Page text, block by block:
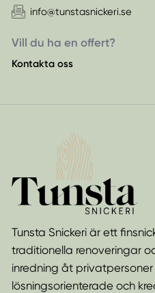
info@tunstasnickeri.se
Vill du ha en offert?
Kontakta oss
Tunsta Snickeri är ett
traditionella renoveringar
inredning åt
lösningsorienterade och